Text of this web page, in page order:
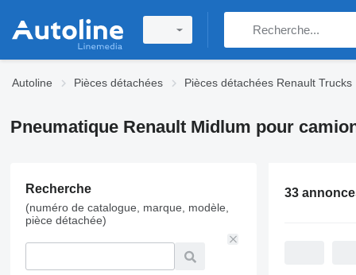
Autoline Pièces détachées Pièces détachées Renault Trucks
Pneumatique Renault Midlum pour
Recherche
(numéro de catalogue, marque, modèle,
pièce détachée)
33